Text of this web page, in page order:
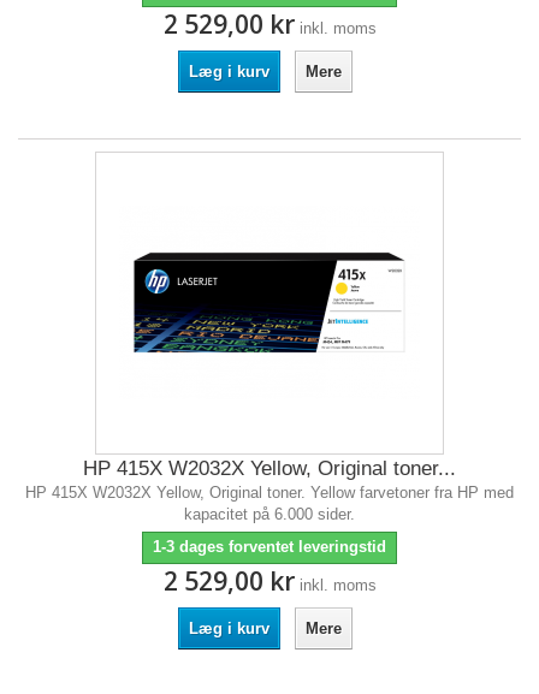
2 529,00 kr inkl. moms
Læg i kurv Mere
HP 415X W2032X Yellow, Original toner...
HP 415X W2032X Yellow, Original toner. Yellow farvetoner fra HP med
kapacitet på 6.000 sider.
1-3 dages forventet leveringstid
2 529,00 kr inkl. moms
Læg i kurv Mere